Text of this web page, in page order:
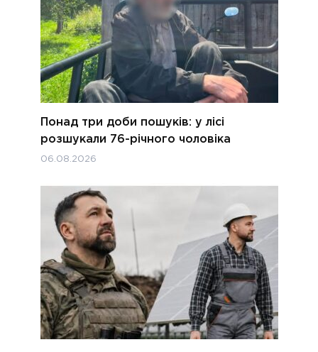
Понад три доби пошуків: у лісі
розшукали 76-річного чоловіка
06.08.2026